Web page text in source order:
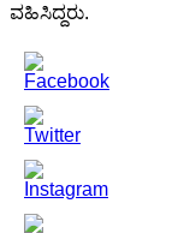
ವಹಿಸಿದ್ದರು.